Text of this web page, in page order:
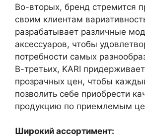
Во-вторых, бренд стремится
своим клиентам
разрабатывает различные
аксессуаров, чтобы
потребности самых
В-третьих, KARI
прозрачных цен, чтобы
позволить себе приобрести
продукцию по приемлемым
Широкий ассортимент: